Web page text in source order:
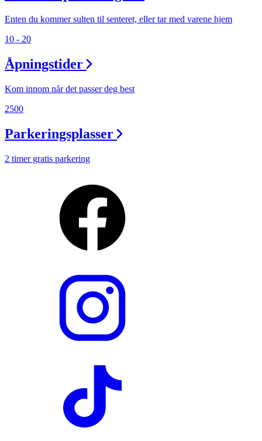
Enten du kommer sulten til senteret, eller tar med varene hjem
10 - 20
Åpningstider
Kom innom når det passer deg best
2500
Parkeringsplasser
2 timer gratis parkering